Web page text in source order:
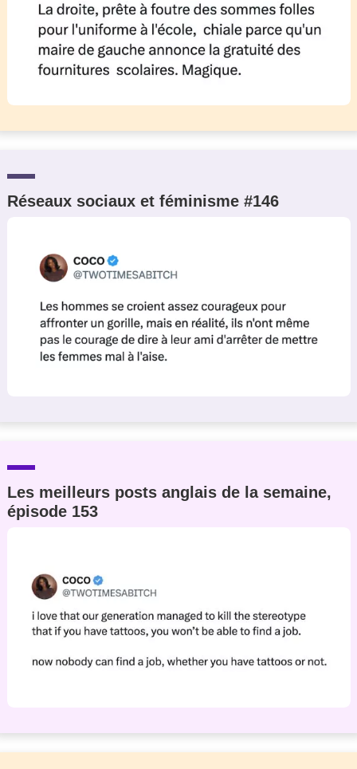
Réseaux sociaux et féminisme #146
Les meilleurs posts anglais de la semaine,
épisode 153